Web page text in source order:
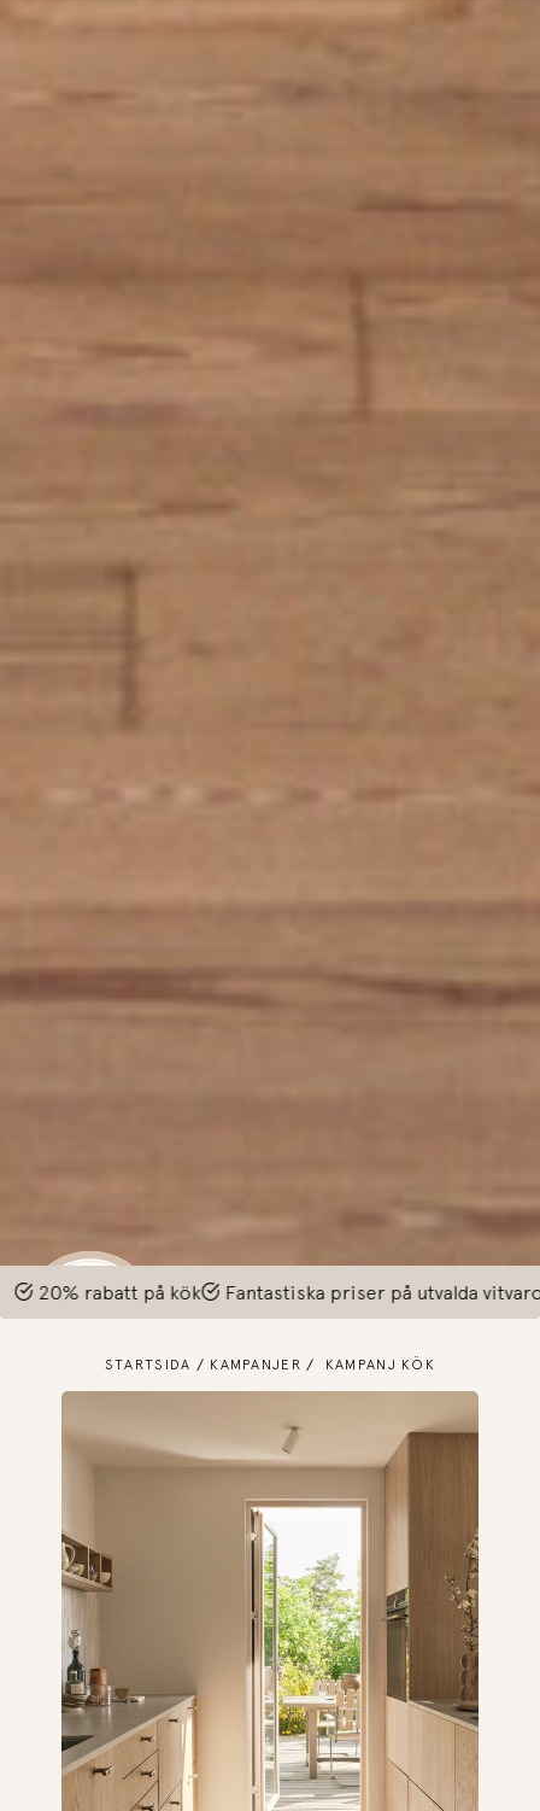
STARTSIDA KAMPANJER KAMPANJ KÖK
på kök Fantastiska priser på utvalda vitvaror! 20%